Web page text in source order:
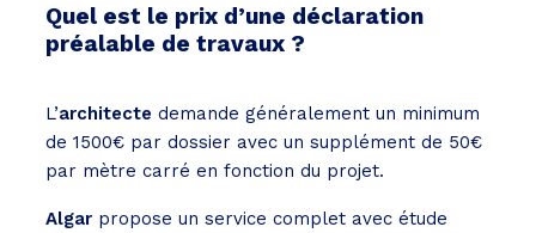
Quel est le prix d’une déclaration
préalable de travaux ?
L’architecte demande généralement un minimum
de 1500€ par dossier avec un supplément de 50€
par mètre carré en fonction du projet.
Algar propose un service complet avec étude